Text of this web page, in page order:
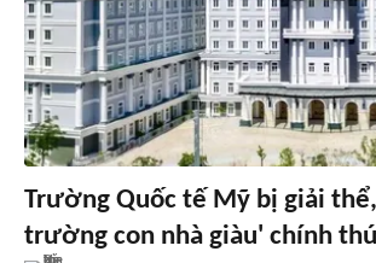
Trường Quốc tế Mỹ bị giải
trường con nhà giàu' chính